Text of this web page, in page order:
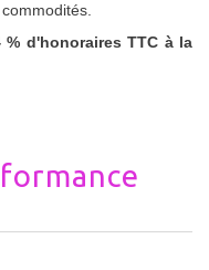
% d'honoraires TTC à la